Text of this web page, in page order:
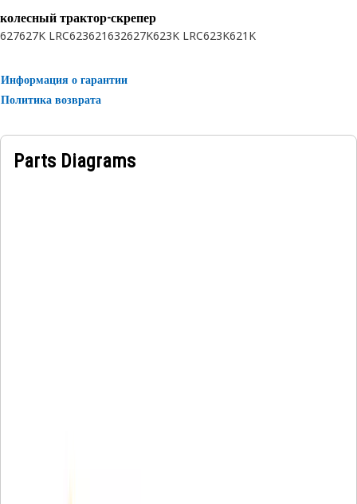
колесный трактор-скрепер
627627K LRC623621632627K623K LRC623K621K
Информация о гарантии
Политика возврата
Parts Diagrams